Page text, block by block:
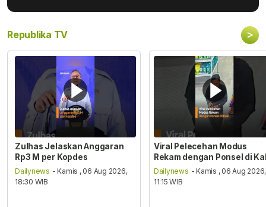
Republika TV >
Zulhas Jelaskan Anggaran
Rp3 M per Kopdes
Dailynews - Kamis , 06 Aug 2026,
18:30 WIB
Viral Pelecehan Modus
Rekam dengan Ponsel di
Dailynews - Kamis , 06 Aug 2026,
11:15 WIB